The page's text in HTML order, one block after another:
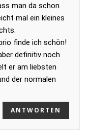
man da schon
mal ein kleines
finde ich schön!
definitiv noch
er am liebsten
der normalen
ANTWORTEN